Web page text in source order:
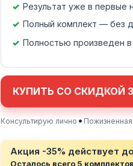
Результат уже в первые
Полный комплект — без
Полностью произведен
КУПИТЬ СО СКИДКОЙ
Консультирую лично •
Акция -35% действует до
Осталось всего 5 комплектов